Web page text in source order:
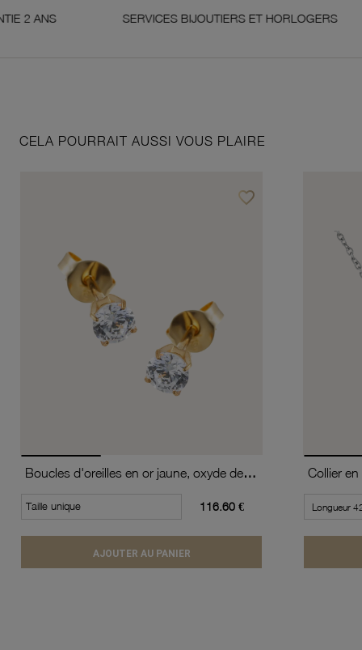
SERVICES BIJOUTIERS ET HORLOGERS
CELA POURRAIT AUSSI VOUS PLAIRE
favorite_borderAjouter à vos favoris
Boucles d'oreilles en or jaune, oxyde de zirconium (moyen modèle).
Taille unique 116.60 €
AJOUTER AU PANIER